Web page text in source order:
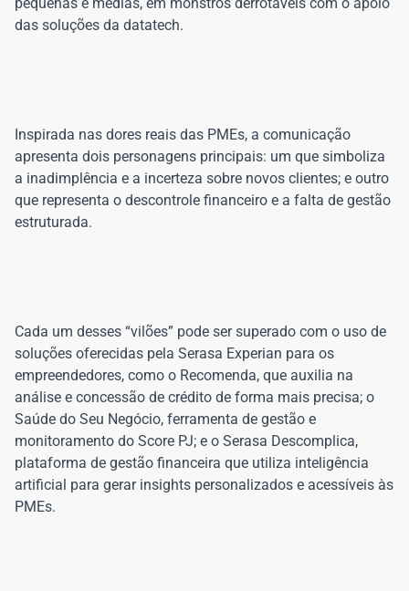
Inspirada nas dores reais das PMEs, a comunicação
apresenta dois personagens principais: um que simboliza
a inadimplência e a incerteza sobre novos clientes; e outro
que representa o descontrole financeiro e a falta de gestão
Cada um desses “vilões” pode ser superado com o uso de
soluções oferecidas pela Serasa Experian para os
empreendedores, como o Recomenda, que auxilia na
análise e concessão de crédito de forma mais precisa; o
Saúde do Seu Negócio, ferramenta de gestão e
monitoramento do Score PJ; e o Serasa Descomplica,
plataforma de gestão financeira que utiliza inteligência
artificial para gerar insights personalizados e acessíveis às